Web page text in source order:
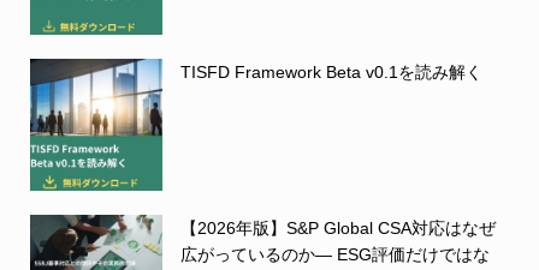
TISFD Framework Beta v0.1を読み解く
【2026年版】S&P Global CSA対応はなぜ
広がっているのか― ESG評価だけではな